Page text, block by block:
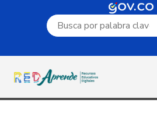
Campo de búsqueda por